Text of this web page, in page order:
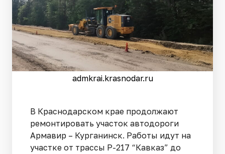
admkrai.krasnodar.ru
В Краснодарском крае продолжают
ремонтировать участок автодороги
Армавир – Курганинск. Работы идут на
участке от трассы Р-217 “Кавказ” до